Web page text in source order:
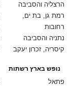
הרצליה והסביבה
רמת גן, בת ים,
רחובות
נתניה והסביבה
קיסריה, זכרון יעקב
נופש בארץ רשתות
פתאל